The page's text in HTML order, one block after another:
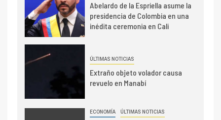
Abelardo de la Espriella asume la
presidencia de Colombia en una
inédita ceremonia en Cali
ÚLTIMAS NOTICIAS
Extraño objeto volador causa
revuelo en Manabí
ECONOMÍA ÚLTIMAS NOTICIAS